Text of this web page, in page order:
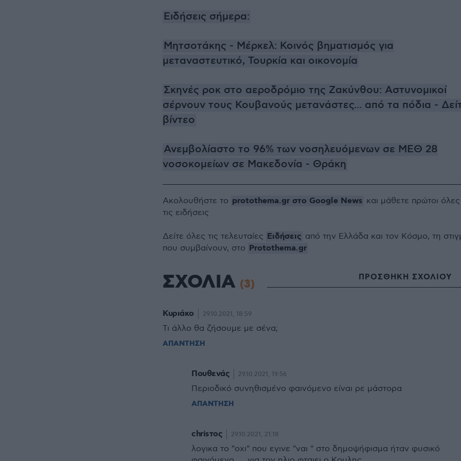
Ειδήσεις σήμερα:
Μητσοτάκης - Μέρκελ: Κοινός βηματισμός για
μεταναστευτικό, Τουρκία και οικονομία
Σκηνές ροκ στο αεροδρόμιο της Ζακύνθου: Αστυνομικοί
σέρνουν τους Κουβανούς μετανάστες... από τα πόδια -
βίντεο
Ανεμβολίαστο το 96% των νοσηλευόμενων σε ΜΕΘ 28
νοσοκομείων σε Μακεδονία - Θράκη
Ακολουθήστε το protothema.gr στο Google News και μάθετε πρώτοι όλες
τις ειδήσεις
Δείτε όλες τις τελευταίες Ειδήσεις από την Ελλάδα και τον Κόσμο, τη
που συμβαίνουν, στο Protothema.gr
ΣΧΟΛΙΑ (3) ΠΡΟΣΘΗΚΗ ΣΧΟΛΙΟΥ
Κυριάκο 29.10.2021, 18:59
Τι άλλο θα ζήσουμε με σένα;
ΑΠΑΝΤΗΣΗ
Πουθενάς 29.10.2021, 19:56
Περιοδικό συνηθισμένο φαινόμενο είναι ρε μάστορα
ΑΠΑΝΤΗΣΗ
chrisτος 29.10.2021, 21:18
λογικα το "οχι" που εγινε "ναι " στο δημοψήφισμα ήταν φυσικό